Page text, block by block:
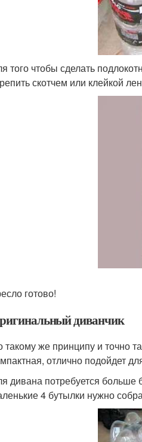
того чтобы сделать
скотчем или клейкой
готово!
диванчик
такому же принципу и точно
отлично подойдет
дивана потребуется больше
4 бутылки нужно